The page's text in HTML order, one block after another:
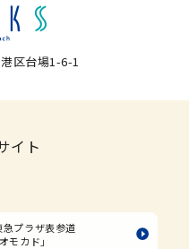
区台場1-6-1
イト
急プラザ表参道
オモカド」